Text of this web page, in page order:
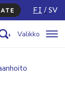
FI SV
Valikko